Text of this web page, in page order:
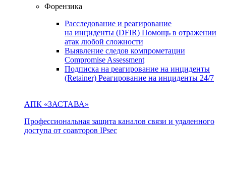
Форензика
Расследование и реагирование
на инциденты (DFIR) Помощь в отражении
атак любой сложности
Выявление следов компрометации
Compromise Assessment
Подписка на реагирование на инциденты
(Retainer) Реагирование на инциденты 24/7
АПК «ЗАСТАВА»
Профессиональная защита каналов связи и удаленного
доступа от соавторов IPsec